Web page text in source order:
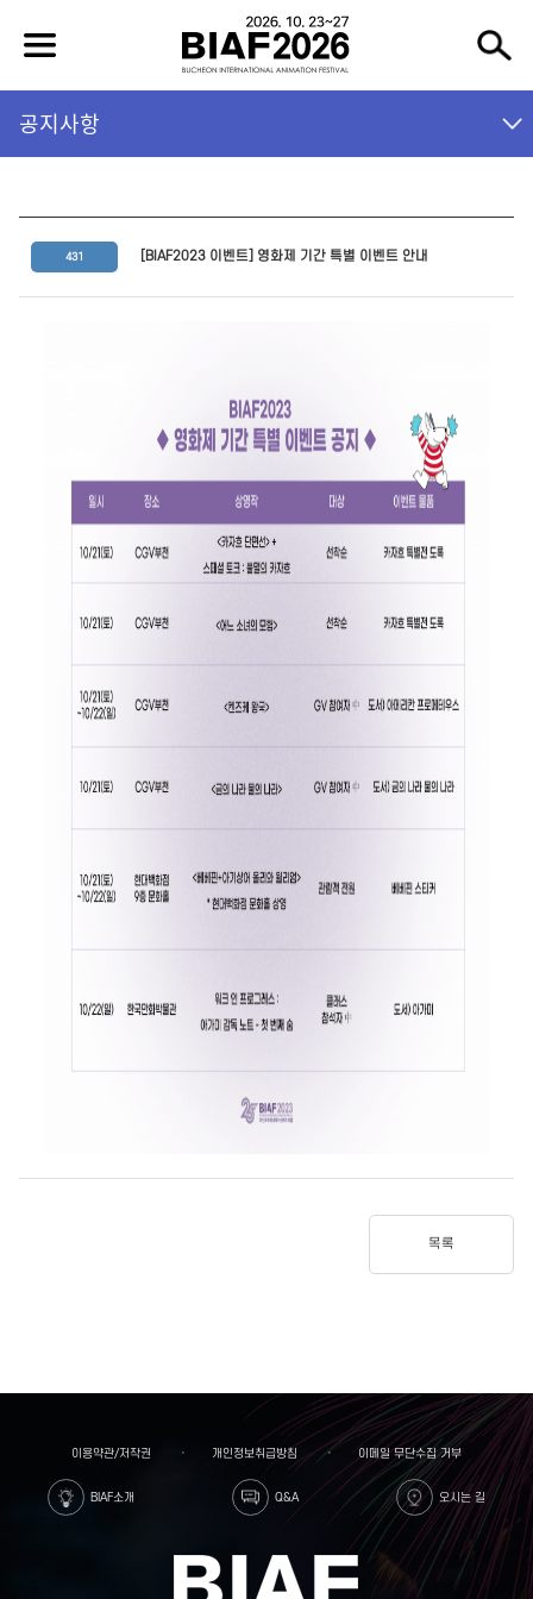
공지사항
431 [BIAF2023 이벤트] 영화제 기간 특별 이벤트 안내
목록
이용약관/저작권 개인정보취급방침 이메일 무단수집 거부
BIAF소개 Q&A 오시는 길